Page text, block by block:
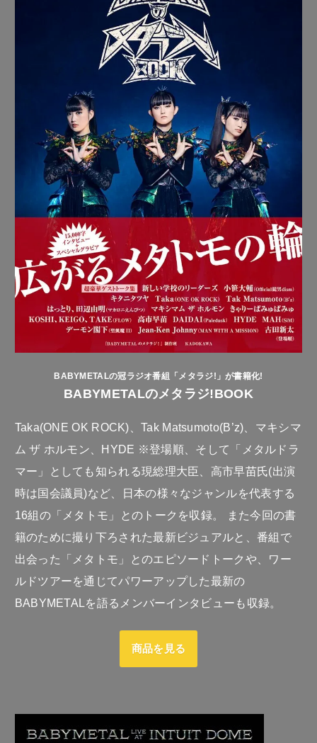
BABYMETALの冠ラジオ番組「メタラジ!」が書籍化!
BABYMETALのメタラジ!BOOK
Taka(ONE OK ROCK)、Tak Matsumoto(B’z)、マキシマ
ム ザ ホルモン、HYDE ※登場順、そして「メタルドラ
マー」としても知られる現総理大臣、高市早苗氏(出演
時は国会議員)など、日本の様々なジャンルを代表する
16組の「メタトモ」とのトークを収録。 また今回の書
籍のために撮り下ろされた最新ビジュアルと、番組で
出会った「メタトモ」とのエピソードトークや、ワー
ルドツアーを通じてパワーアップした最新の
BABYMETALを語るメンバーインタビューも収録。
商品を見る